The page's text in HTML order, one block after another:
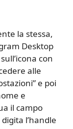
la stessa,
Desktop
con
alle
e poi
e
il campo
l’handle